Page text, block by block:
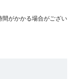
がかかる場合がござい